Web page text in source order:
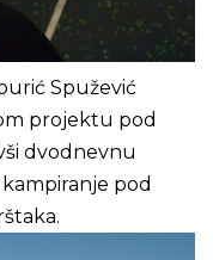
Spužević
projektu pod
dvodnevnu
pod